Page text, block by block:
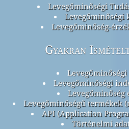
Levegőminőségi
Levegőminőségi
Levegőminőség-
Gyakran
Levegőminőségi
Levegőminőség
Levegőminőségű termékek
API (Application
Történelmi